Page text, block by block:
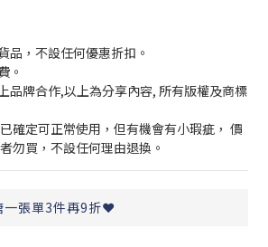
，不設任何優惠折扣。
。
品牌合作,以上為分享內容, 所有版權及商標
確定可正常使用，但有機會有小瑕疵， 價
勿買，不設任何理由退換。
一張單3件再9折❤️